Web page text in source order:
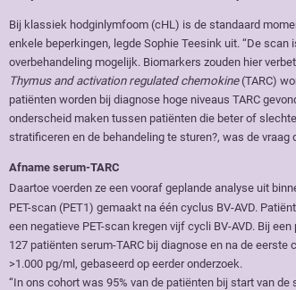
Bij klassiek hodginlymfoom (cHL) is de standaard
enkele beperkingen, legde Sophie Teesink uit. “De
overbehandeling mogelijk. Biomarkers zouden hier
Thymus and activation regulated chemokine(TARC)
patiënten worden bij diagnose hoge niveaus TARC
onderscheid maken tussen patiënten die beter of
stratificeren en de behandeling te sturen?, was de vraag
Afname serum-TARC
Daartoe voerden ze een vooraf geplande analyse uit
PET-scan (PET1) gemaakt na één cyclus BV-AVD.
een negatieve PET-scan kregen vijf cycli BV-AVD. Bij
127 patiënten serum-TARC bij diagnose en na de
>1.000 pg/ml, gebaseerd op eerder onderzoek.
“In ons cohort was 95% van de patiënten bij start van